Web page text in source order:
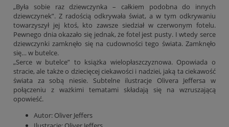
„Była sobie raz dziewczynka – całkiem podobna do innych
dziewczynek”. Z radością odkrywała świat, a w tym odkrywaniu
towarzyszył jej ktoś, kto zawsze siedział w czerwonym fotelu.
Pewnego dnia okazało się jednak, że fotel jest pusty. I wtedy serce
dziewczynki zamknęło się na cudowności tego świata. Zamknęło
się… w butelce.
„Serce w butelce” to książka wielopłaszczyznowa. Opowiada o
stracie, ale także o dziecięcej ciekawości i nadziei, jaką ta ciekawość
świata za sobą niesie. Subtelne ilustracje Olivera Jeffersa w
połączeniu z ważkimi tematami składają się na wzruszającą
opowieść.
Autor: Oliver Jeffers